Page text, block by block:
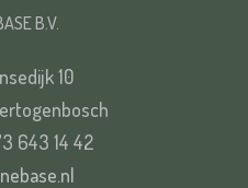
B.V.
10
643 14 42